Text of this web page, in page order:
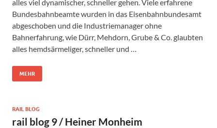
alles viel dynamischer, schneller gehen. Viele erfahrene
Bundesbahnbeamte wurden in das Eisenbahnbundesamt
abgeschoben und die Industriemanager ohne
Bahnerfahrung, wie Dürr, Mehdorn, Grube & Co. glaubten
alles hemdsärmeliger, schneller und …
MEHR
RAIL BLOG
rail blog 9 / Heiner Monheim